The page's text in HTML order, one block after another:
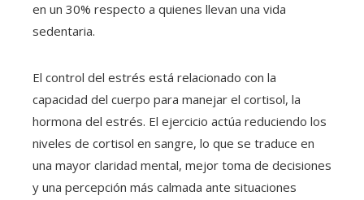
en un 30% respecto a quienes llevan una vida
sedentaria.
El control del estrés está relacionado con la
capacidad del cuerpo para manejar el cortisol, la
hormona del estrés. El ejercicio actúa reduciendo los
niveles de cortisol en sangre, lo que se traduce en
una mayor claridad mental, mejor toma de decisiones
y una percepción más calmada ante situaciones